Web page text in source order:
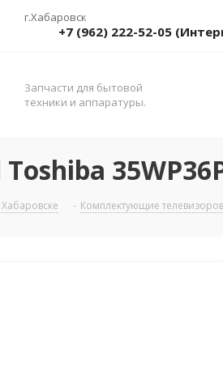
г.Хабаровск
+7 (962) 222-52-05
Запчасти для бытовой
техники и аппаратуры.
- Комплектующие